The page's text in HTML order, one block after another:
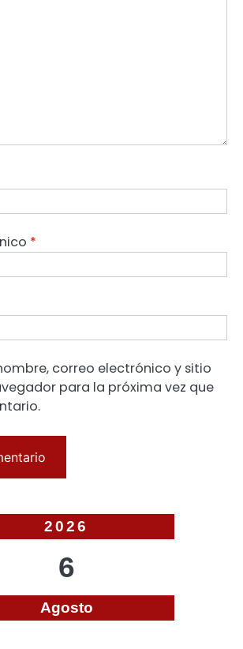
*
correo electrónico y sitio
para la próxima vez que
2026
6
Agosto